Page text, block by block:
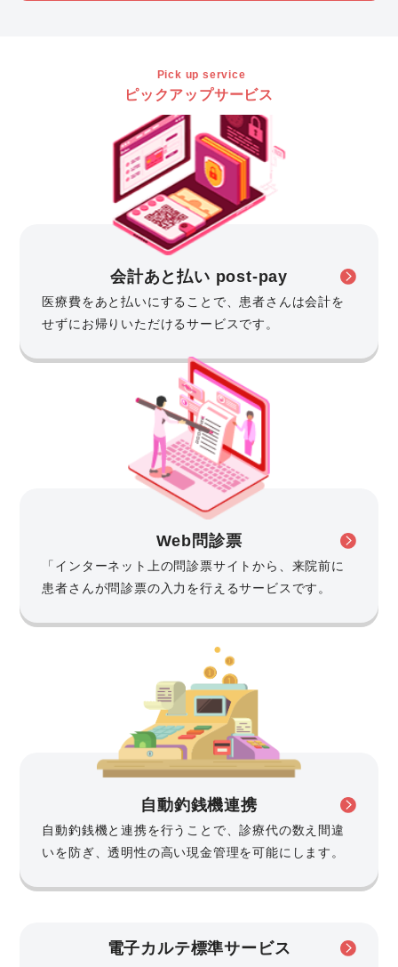
Pick up service
ピックアップサービス
会計あと払い post-pay
医療費をあと払いにすることで、患者さんは会計を
せずにお帰りいただけるサービスです。
Web問診票
「インターネット上の問診票サイトから、来院前に
患者さんが問診票の入力を行えるサービスです。
自動釣銭機連携
自動釣銭機と連携を行うことで、診療代の数え間違
いを防ぎ、透明性の高い現金管理を可能にします。
電子カルテ標準サービス